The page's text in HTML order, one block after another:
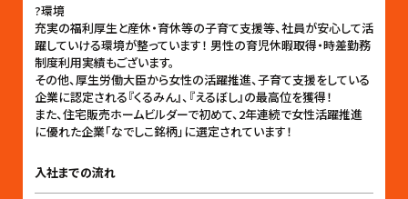
?環境
充実の福利厚生と産休・育休等の子育て支援等、社員が安心して活
躍していける環境が整っています！ 男性の育児休暇取得・時差勤務
制度利用実績もございます。
その他、厚生労働大臣から女性の活躍推進、子育て支援をしている
企業に認定される『くるみん』、『えるぼし』の最高位を獲得！
また、住宅販売ホームビルダーで初めて、2年連続で女性活躍推進
に優れた企業「なでしこ銘柄」に選定されています！
入社までの流れ